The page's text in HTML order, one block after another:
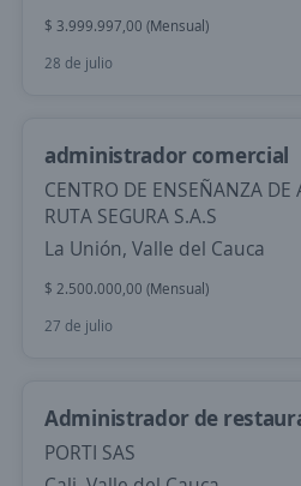
$ 3.999.997,00 (Mensual)
28 de julio
administrador comercial
CENTRO DE ENSEÑANZA
RUTA SEGURA S.A.S
La Unión, Valle del Cauca
$ 2.500.000,00 (Mensual)
27 de julio
Administrador de
PORTI SAS